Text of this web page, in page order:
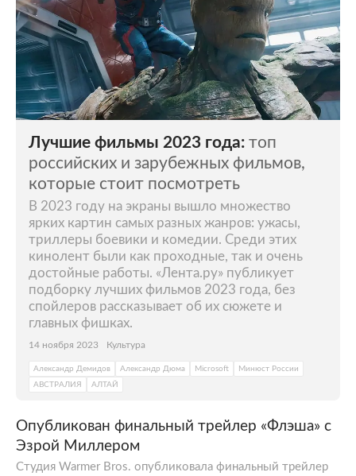
Лучшие фильмы 2023 года: топ
российских и зарубежных фильмов,
которые стоит посмотреть
В 2023 году на экраны вышло множество
ярких картин самых разных жанров: ужасы,
триллеры боевики и комедии. Среди этих
кинолент были как проходные, так и очень
достойные работы. «Лента.ру» публикует
подборку лучших фильмов 2023 года, без
спойлеров рассказывает об их сюжете и
главных фишках.
14 ноября 2023 Культура
Александр Демидов Александр Дюма Microsoft
Минюст России
АВСТРАЛИЯ
АЛТАЙ
Опубликован финальный трейлер «Флэша» с
Эзрой Миллером
Студия Warmer Bros. опубликовала финальный трейлер